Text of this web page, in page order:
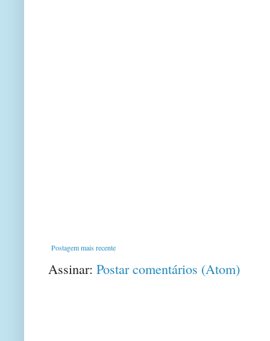
Postagem mais recente
Assinar: Postar comentários (Atom)